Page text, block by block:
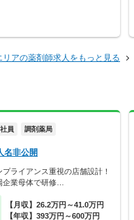
アの薬剤師求人をもっと見る
員 調剤薬局
名非公開
プライアンス重視の店舗設計！
企業母体で研修…
【月収】26.2万円～41.0万円
【年収】393万円～600万円